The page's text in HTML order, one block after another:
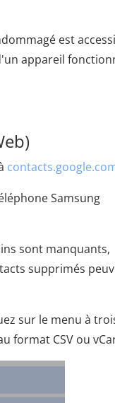
est
appareil
Samsung
sont manquants,
supprimés
sur le menu à
format CSV ou